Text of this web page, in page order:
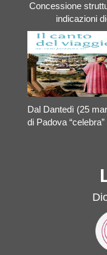
Concessione
indicazioni
Dal Dantedì (25
di Padova